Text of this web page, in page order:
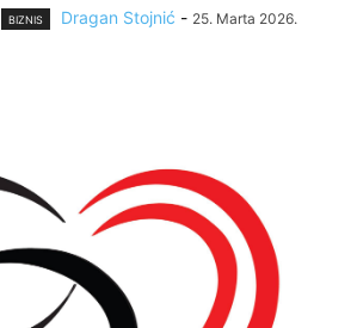
BIZNIS Dragan Stojnić - 25. Marta 2026.